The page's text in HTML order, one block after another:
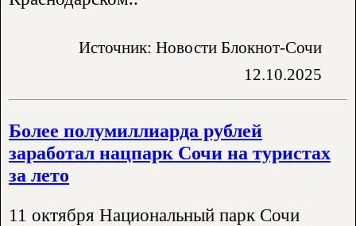
Источник: Новости Блокнот-Сочи
12.10.2025
Более полумиллиарда рублей
заработал нацпарк Сочи на туристах
за лето
11 октября Национальный парк Сочи